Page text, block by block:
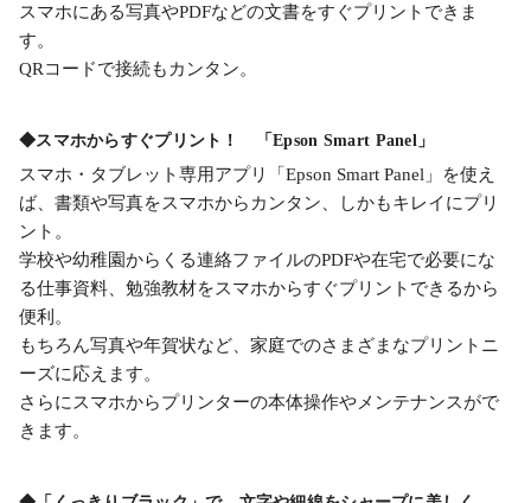
スマホにある写真やPDFなどの文書をすぐプリントできま
す。
QRコードで接続もカンタン。
◆スマホからすぐプリント！ 「Epson Smart Panel」
スマホ・タブレット専用アプリ「Epson Smart Panel」を使え
ば、書類や写真をスマホからカンタン、しかもキレイにプリ
ント。
学校や幼稚園からくる連絡ファイルのPDFや在宅で必要にな
る仕事資料、勉強教材をスマホからすぐプリントできるから
便利。
もちろん写真や年賀状など、家庭でのさまざまなプリントニ
ーズに応えます。
さらにスマホからプリンターの本体操作やメンテナンスがで
きます。